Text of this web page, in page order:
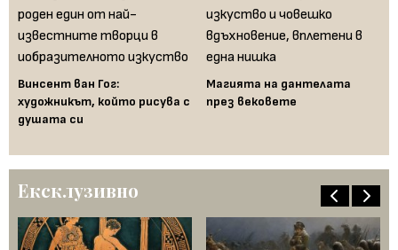
Винсент ван Гог:
художникът, който рисува с
душата си
Магията на дантелата
през вековете
Ексклузивно